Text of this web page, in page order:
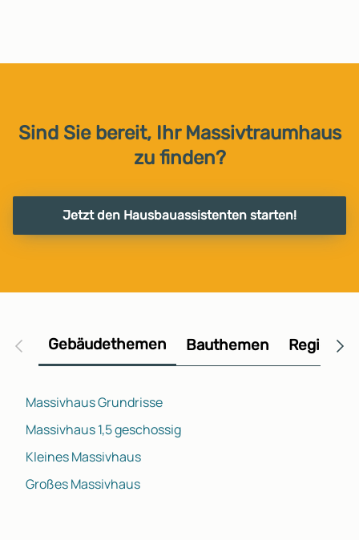
Sind Sie bereit, Ihr Massivtraumhaus
zu finden?
Jetzt den Hausbauassistenten starten!
Gebäudethemen Bauthemen
Massivhaus Grundrisse
Massivhaus 1,5 geschossig
Kleines Massivhaus
Großes Massivhaus